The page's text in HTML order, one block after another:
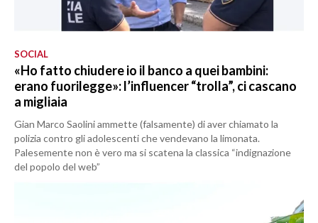
SOCIAL
«Ho fatto chiudere io il banco a quei bambini:
erano fuorilegge»: l’influencer “trolla”, ci cascano
a migliaia
Gian Marco Saolini ammette (falsamente) di aver chiamato la
polizia contro gli adolescenti che vendevano la limonata.
Palesemente non è vero ma si scatena la classica “indignazione
del popolo del web”